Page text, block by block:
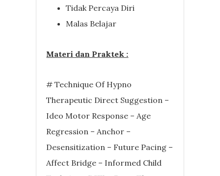
Tidak Percaya Diri
Malas Belajar
Materi dan Praktek :
# Technique Of Hypno
Therapeutic Direct Suggestion –
Ideo Motor Response – Age
Regression – Anchor –
Desensitization – Future Pacing –
Affect Bridge – Informed Child